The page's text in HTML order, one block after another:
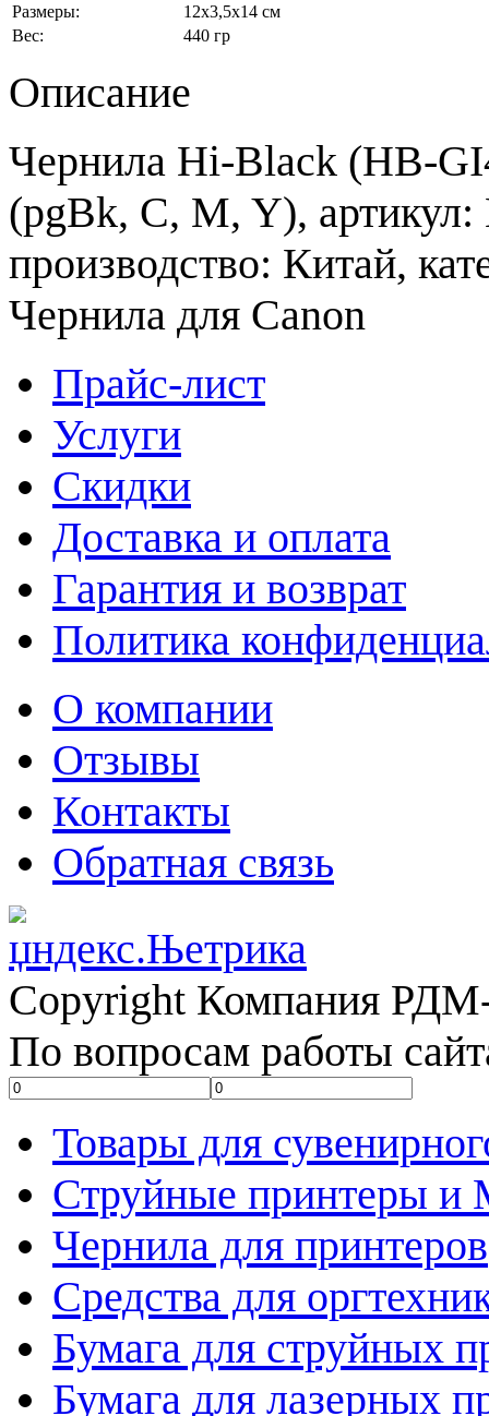
Размеры:
12x3,5x14 см
Вес:
440 гр
Описание
Чернила Hi-Black (HB-
(pgBk, C, M, Y),
производство: Китай,
Чернила для Canon
Прайс-лист
Услуги
Скидки
Доставка и оплата
Гарантия и возврат
Политика
О компании
Отзывы
Контакты
Обратная связь
Copyright Компания
По вопросам работы
Товары для
Струйные принтеры
Чернила для принтеров
Средства для
Бумага для струйных
Бумага для лазерных